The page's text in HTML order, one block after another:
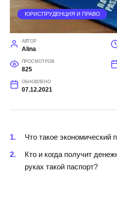
ЮРИСПРУДЕНЦИЯ И ПРАВО
АВТОР
Alina
ПРОСМОТРОВ
825
ОБНОВЛЕНО
07.12.2021
Что такое экономический
Кто и когда получит
руках такой паспорт?